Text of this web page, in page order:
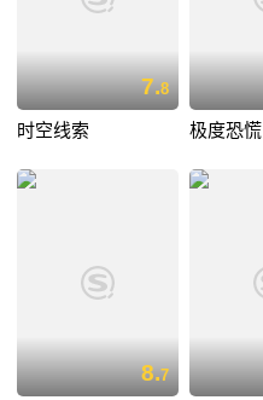
7.8
时空线索 极度恐慌
8.7